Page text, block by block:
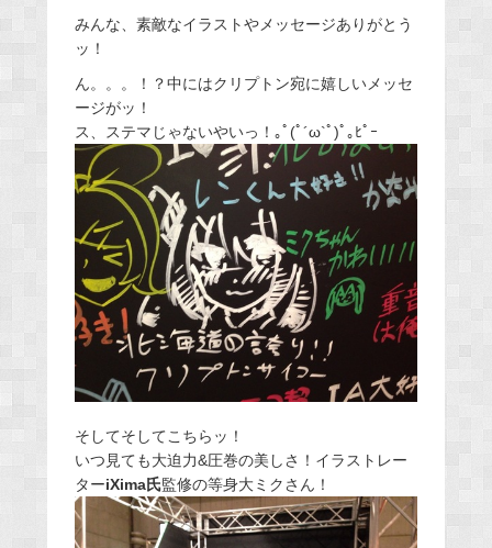
みんな、素敵なイラストやメッセージありがとう
ッ！
ん。。。！？中にはクリプトン宛に嬉しいメッセ
ージがッ！
ス、ステマじゃないやいっ！｡ﾟ(ﾟ´ω`ﾟ)ﾟ｡ﾋﾟｰ
そしてそしてこちらッ！
いつ見ても大迫力&圧巻の美しさ！イラストレー
ターiXima氏監修の等身大ミクさん！